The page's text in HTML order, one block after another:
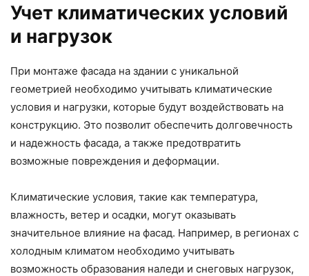
Учет климатических условий
и нагрузок
При монтаже фасада на здании с уникальной
геометрией необходимо учитывать климатические
условия и нагрузки, которые будут воздействовать на
конструкцию. Это позволит обеспечить долговечность
и надежность фасада, а также предотвратить
возможные повреждения и деформации.
Климатические условия, такие как температура,
влажность, ветер и осадки, могут оказывать
значительное влияние на фасад. Например, в регионах с
холодным климатом необходимо учитывать
возможность образования наледи и снеговых нагрузок,